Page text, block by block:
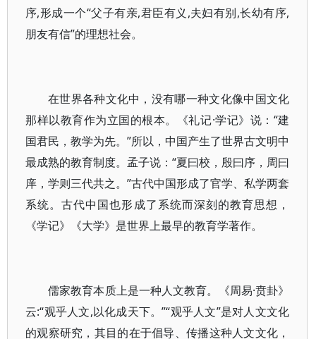
序,形成一个“父子有亲,君臣有义,夫妇有别,长幼有序,
朋友有信”的理想社会。
在世界各种文化中，没有哪一种文化像中国文化
那样以教育作为立国的根本。《礼记·学记》说：“建
国君民，教学为先。”所以，中国产生了世界古文明中
最成熟的教育制度。孟子说：“夏曰校，殷曰序，周曰
庠，学则三代共之。”古代中国形成了官学、私学两套
系统。古代中国也形成了系统而深刻的教育思想，
《学记》《大学》是世界上最早的教育学著作。
儒家教育本质上是一种人文教育。《周易·贲卦》
云:“观乎人文,以化成天下。”“观乎人文”是对人文文化
的观察研究，其目的在于倡导、传播这种人文文化，